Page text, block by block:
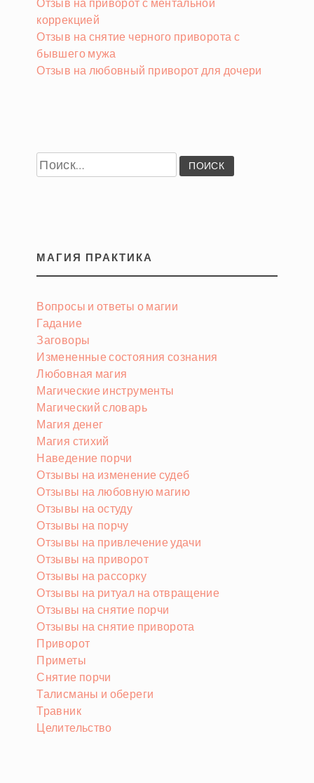
коррекцией
Отзыв на снятие черного приворота с
бывшего мужа
Отзыв на любовный приворот для дочери
Найти:
МАГИЯ ПРАКТИКА
Вопросы и ответы о магии
Гадание
Заговоры
Измененные состояния сознания
Любовная магия
Магические инструменты
Магический словарь
Магия денег
Магия стихий
Наведение порчи
Отзывы на изменение судеб
Отзывы на любовную магию
Отзывы на остуду
Отзывы на порчу
Отзывы на привлечение удачи
Отзывы на приворот
Отзывы на рассорку
Отзывы на ритуал на отвращение
Отзывы на снятие порчи
Отзывы на снятие приворота
Приворот
Приметы
Снятие порчи
Талисманы и обереги
Травник
Целительство